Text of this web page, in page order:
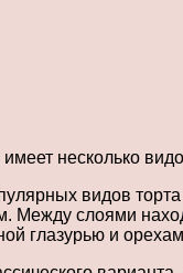
несколько
видов торта
Между слоями
глазурью и